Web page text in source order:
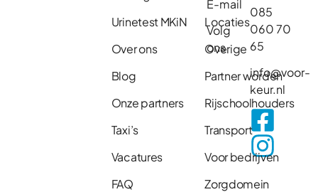
Urinetest MKiN
Locaties
Over ons
Overige
Blog
Partner worden
Onze partners
Rijschoolhouders
Taxi’s
Transport
Vacatures
Voor bedrijven
FAQ
Zorgdomein
E-mail
Volg
ons
085
060 70
65
info@voor-
keur.nl